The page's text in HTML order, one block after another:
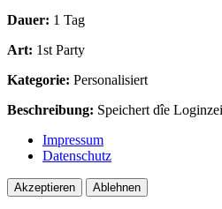
Dauer: 1 Tag
Art: 1st Party
Kategorie: Personalisiert
Beschreibung: Speichert dîe
Impressum
Datenschutz
Akzeptieren Ablehnen